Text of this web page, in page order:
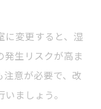
に変更すると、湿
生リスクが高ま
注意が必要で、改
ましょう。